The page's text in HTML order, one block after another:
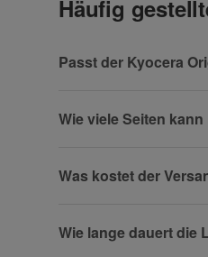
Telefon
Häufig
Passt der Kyocera
Wie viele Seiten
Was kostet der
Wie lange dauert die